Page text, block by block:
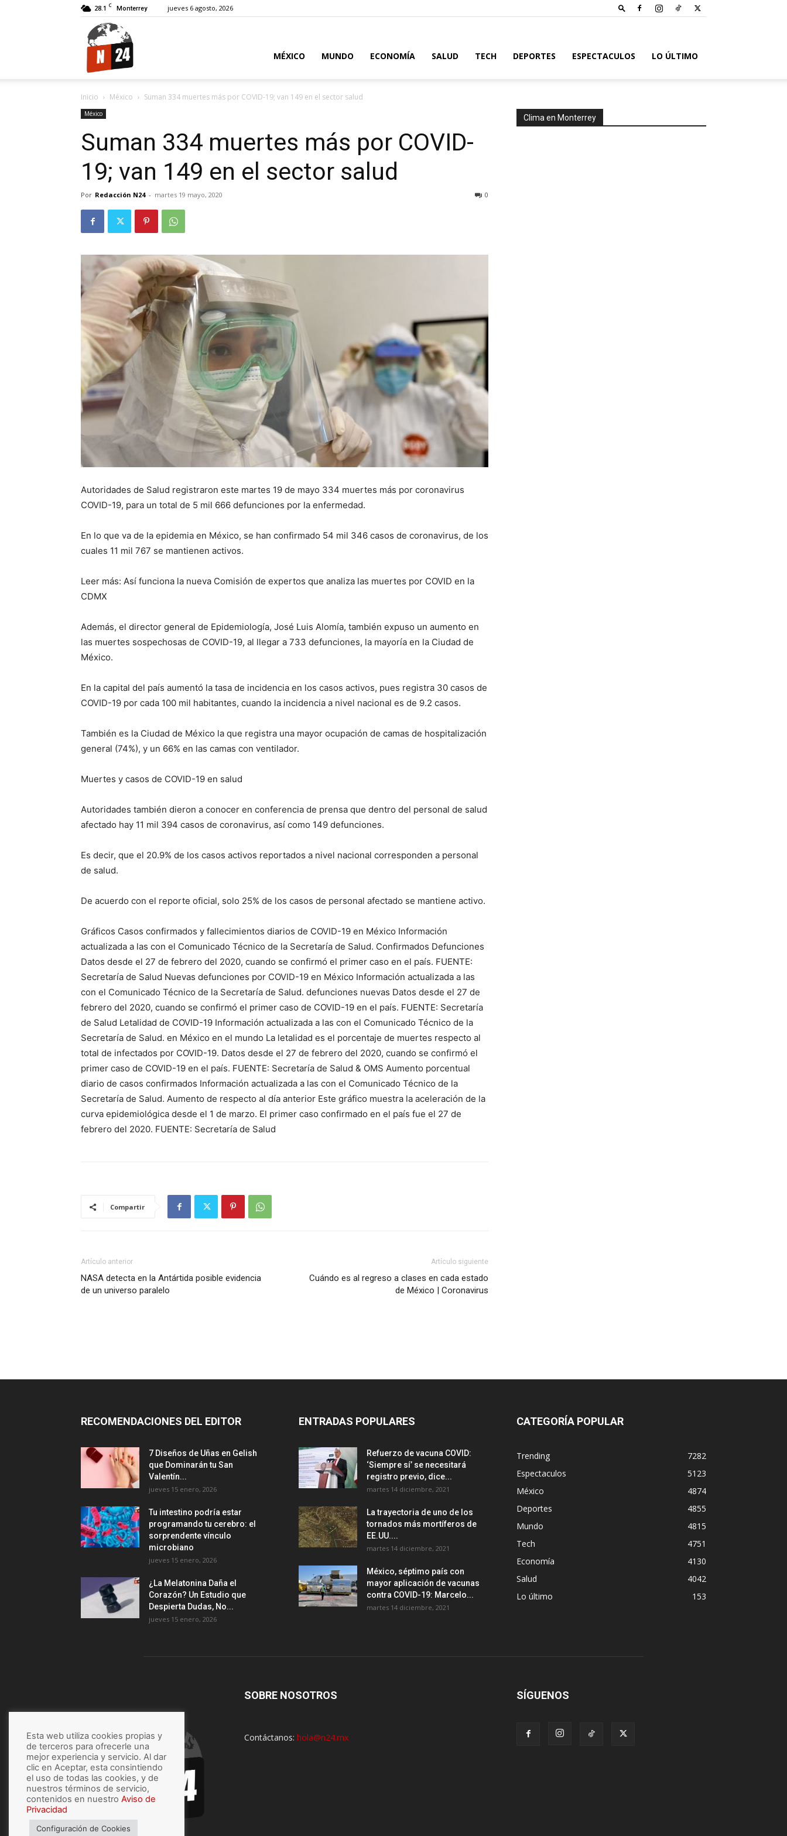
28.1 C Monterrey jueves 6 agosto, 2026
MÉXICO MUNDO ECONOMÍA SALUD TECH DEPORTES ESPECTACULOS LO ÚLTIMO
Inicio México Suman 334 muertes más por COVID-19; van 149 en el sector salud
México
Suman 334 muertes más por COVID-
19; van 149 en el sector salud
Por Redacción N24 - martes 19 mayo, 2020 0
Autoridades de Salud registraron este martes 19 de mayo 334 muertes más por coronavirus
COVID-19, para un total de 5 mil 666 defunciones por la enfermedad.
En lo que va de la epidemia en México, se han confirmado 54 mil 346 casos de coronavirus, de los
cuales 11 mil 767 se mantienen activos.
Leer más: Así funciona la nueva Comisión de expertos que analiza las muertes por COVID en la
CDMX
Además, el director general de Epidemiología, José Luis Alomía, también expuso un aumento en
las muertes sospechosas de COVID-19, al llegar a 733 defunciones, la mayoría en la Ciudad de
México.
En la capital del país aumentó la tasa de incidencia en los casos activos, pues registra 30 casos de
COVID-19 por cada 100 mil habitantes, cuando la incidencia a nivel nacional es de 9.2 casos.
También es la Ciudad de México la que registra una mayor ocupación de camas de hospitalización
general (74%), y un 66% en las camas con ventilador.
Muertes y casos de COVID-19 en salud
Autoridades también dieron a conocer en conferencia de prensa que dentro del personal de salud
afectado hay 11 mil 394 casos de coronavirus, así como 149 defunciones.
Es decir, que el 20.9% de los casos activos reportados a nivel nacional corresponden a personal
de salud.
De acuerdo con el reporte oficial, solo 25% de los casos de personal afectado se mantiene activo.
Gráficos Casos confirmados y fallecimientos diarios de COVID-19 en México Información
actualizada a las con el Comunicado Técnico de la Secretaría de Salud. Confirmados Defunciones
Datos desde el 27 de febrero del 2020, cuando se confirmó el primer caso en el país. FUENTE:
Secretaría de Salud Nuevas defunciones por COVID-19 en México Información actualizada a las
con el Comunicado Técnico de la Secretaría de Salud. defunciones nuevas Datos desde el 27 de
febrero del 2020, cuando se confirmó el primer caso de COVID-19 en el país. FUENTE: Secretaría
de Salud Letalidad de COVID-19 Información actualizada a las con el Comunicado Técnico de la
Secretaría de Salud. en México en el mundo La letalidad es el porcentaje de muertes respecto al
total de infectados por COVID-19. Datos desde el 27 de febrero del 2020, cuando se confirmó el
primer caso de COVID-19 en el país. FUENTE: Secretaría de Salud & OMS Aumento porcentual
diario de casos confirmados Información actualizada a las con el Comunicado Técnico de la
Secretaría de Salud. Aumento de respecto al día anterior Este gráfico muestra la aceleración de la
curva epidemiológica desde el 1 de marzo. El primer caso confirmado en el país fue el 27 de
febrero del 2020. FUENTE: Secretaría de Salud
Compartir
Artículo anterior
NASA detecta en la Antártida posible evidencia
de un universo paralelo
Artículo siguiente
Cuándo es al regreso a clases en cada estado
de México | Coronavirus
Clima en Monterrey
RECOMENDACIONES DEL EDITOR
7 Diseños de Uñas en Gelish
que Dominarán tu San
Valentín...
jueves 15 enero, 2026
Tu intestino podría estar
programando tu cerebro: el
sorprendente vínculo
microbiano
jueves 15 enero, 2026
¿La Melatonina Daña el
Corazón? Un Estudio que
Despierta Dudas, No...
jueves 15 enero, 2026
ENTRADAS POPULARES
Refuerzo de vacuna COVID:
‘Siempre sí’ se necesitará
registro previo, dice...
martes 14 diciembre, 2021
La trayectoria de uno de los
tornados más mortíferos de
EE.UU....
martes 14 diciembre, 2021
México, séptimo país con
mayor aplicación de vacunas
contra COVID-19: Marcelo...
martes 14 diciembre, 2021
CATEGORÍA POPULAR
Trending
7282
Espectaculos
5123
México
4874
Deportes
4855
Mundo
4815
Tech
4751
Economía
4130
Salud
4042
Lo último
153
SOBRE NOSOTROS
Contáctanos: hola@n24.mx
SÍGUENOS
Esta web utiliza cookies propias y
de terceros para ofrecerle una
mejor experiencia y servicio. Al dar
clic en Aceptar, esta consintiendo
el uso de todas las cookies, y de
nuestros términos de servicio,
contenidos en nuestro Aviso de
Privacidad
Configuración de Cookies